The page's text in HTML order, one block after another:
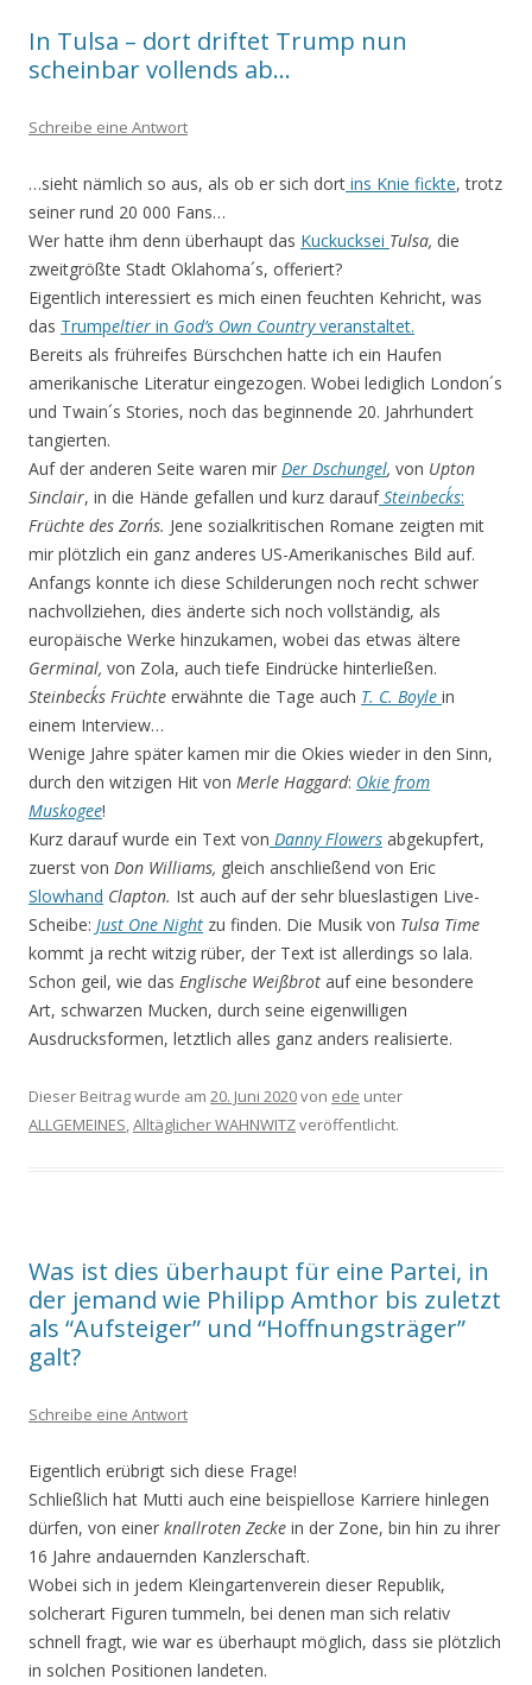
In Tulsa – dort driftet Trump nun
scheinbar vollends ab…
Schreibe eine Antwort
…sieht nämlich so aus, als ob er sich dort ins Knie fickte, trotz
seiner rund 20 000 Fans…
Wer hatte ihm denn überhaupt das Kuckucksei Tulsa, die
zweitgrößte Stadt Oklahoma´s, offeriert?
Eigentlich interessiert es mich einen feuchten Kehricht, was
das Trumpeltier in God’s Own Countryveranstaltet.
Bereits als frühreifes Bürschchen hatte ich ein Haufen
amerikanische Literatur eingezogen. Wobei lediglich London´s
und Twain´s Stories, noch das beginnende 20. Jahrhundert
tangierten.
Auf der anderen Seite waren mir Der Dschungel, von Upton
Sinclair, in die Hände gefallen und kurz darauf Steinbeck´s:
Früchte des Zorn´s. Jene sozialkritischen Romane zeigten mit
mir plötzlich ein ganz anderes US-Amerikanisches Bild auf.
Anfangs konnte ich diese Schilderungen noch recht schwer
nachvollziehen, dies änderte sich noch vollständig, als
europäische Werke hinzukamen, wobei das etwas ältere
Germinal, von Zola, auch tiefe Eindrücke hinterließen.
Steinbeck´s Früchte erwähnte die Tage auch T. C. Boyle in
einem Interview…
Wenige Jahre später kamen mir die Okies wieder in den Sinn,
durch den witzigen Hit von Merle Haggard: Okie from
Muskogee!
Kurz darauf wurde ein Text von Danny Flowers abgekupfert,
zuerst von Don Williams, gleich anschließend von Eric
Slowhand Clapton. Ist auch auf der sehr blueslastigen Live-
Scheibe: Just One Night zu finden. Die Musik von Tulsa Time
kommt ja recht witzig rüber, der Text ist allerdings so lala.
Schon geil, wie das Englische Weißbrot auf eine besondere
Art, schwarzen Mucken, durch seine eigenwilligen
Ausdrucksformen, letztlich alles ganz anders realisierte.
Dieser Beitrag wurde am 20. Juni 2020von ede unter
ALLGEMEINES,Alltäglicher WAHNWITZveröffentlicht.
Was ist dies überhaupt für eine Partei, in
der jemand wie Philipp Amthor bis zuletzt
als “Aufsteiger” und “Hoffnungsträger”
galt?
Schreibe eine Antwort
Eigentlich erübrigt sich diese Frage!
Schließlich hat Mutti auch eine beispiellose Karriere hinlegen
dürfen, von einer knallroten Zecke in der Zone, bin hin zu ihrer
16 Jahre andauernden Kanzlerschaft.
Wobei sich in jedem Kleingartenverein dieser Republik,
solcherart Figuren tummeln, bei denen man sich relativ
schnell fragt, wie war es überhaupt möglich, dass sie plötzlich
in solchen Positionen landeten.